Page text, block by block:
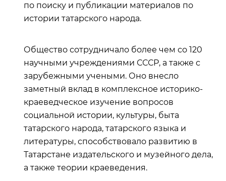
по поиску и публикации материалов по
истории татарского народа.
Общество сотрудничало более чем со 120
научными учреждениями СССР, а также с
зарубежными учеными. Оно внесло
заметный вклад в комплексное историко-
краеведческое изучение вопросов
социальной истории, культуры, быта
татарского народа, татарского языка и
литературы, способствовало развитию в
Татарстане издательского и музейного дела,
а также теории краеведения.